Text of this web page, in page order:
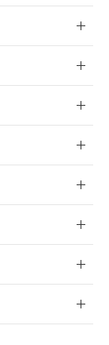
明す
する
類４
備考
完了
ま